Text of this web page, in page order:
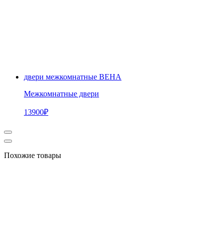
двери межкомнатные ВЕНА
Межкомнатные двери
13900₽
Похожие товары